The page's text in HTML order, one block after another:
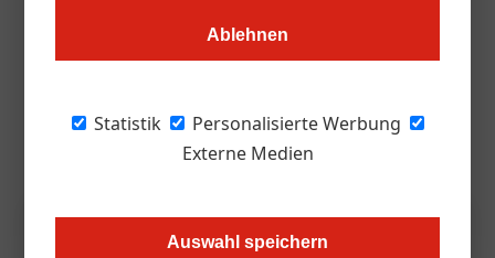
Ablehnen
Statistik
Personalisierte Werbung
Externe Medien
Auswahl speichern
Rotwein und hohe Außentemperaturen gelten nicht als
temperiert, entdeckt eine neue Dimension sensorischer